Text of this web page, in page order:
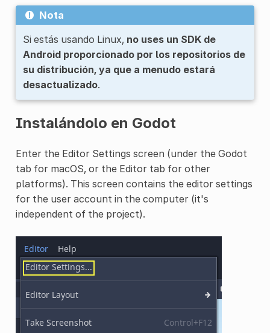
Nota
Si estás usando Linux, no uses un SDK de
Android proporcionado por los repositorios de
su distribución, ya que a menudo estará
desactualizado.
Instalándolo en Godot
Enter the Editor Settings screen (under the Godot
tab for macOS, or the Editor tab for other
platforms). This screen contains the editor settings
for the user account in the computer (it's
independent of the project).